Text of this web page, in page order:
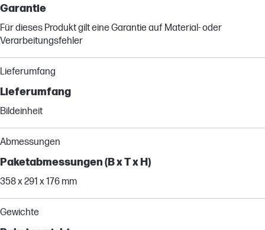
Garantie
Für dieses Produkt gilt eine Garantie auf Material- oder
Verarbeitungsfehler
Lieferumfang
Lieferumfang
Bildeinheit
Abmessungen
Paketabmessungen (B x T x H)
358 x 291 x 176 mm
Gewichte